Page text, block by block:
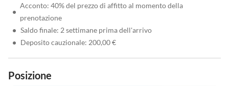
•
Acconto: 40% del prezzo di affitto al momento della
prenotazione
• Saldo finale: 2 settimane prima dell'arrivo
• Deposito cauzionale: 200,00 €
Posizione